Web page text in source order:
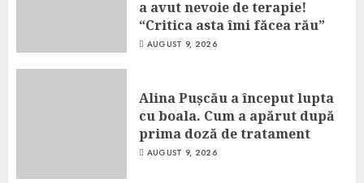
a avut nevoie de terapie!
“Critica asta îmi făcea rău”
AUGUST 9, 2026
Alina Pușcău a început lupta
cu boala. Cum a apărut după
prima doză de tratament
AUGUST 9, 2026